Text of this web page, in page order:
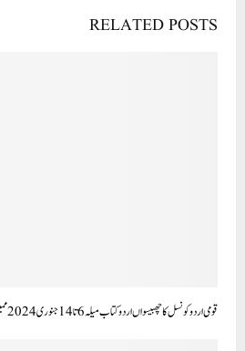
RELATED POSTS
قومی اردوکونسل کا چھبیسواں اردو کتاب میلہ6تا14جنوری2024 ممبئی میں منعقد ہو گا